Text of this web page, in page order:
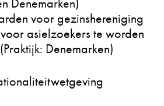
Denemarken)
voor gezinshereniging
asielzoekers te worden
Denemarken)